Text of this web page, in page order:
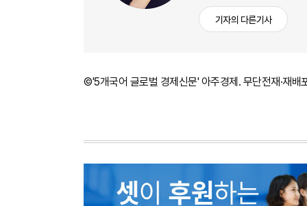
기자의 다른기사
©'5개국어 글로벌 경제신문' 아주경제. 무단전재·재배